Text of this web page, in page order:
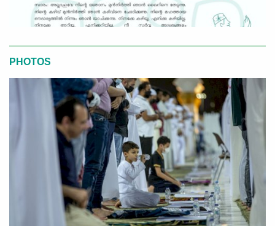
PHOTOS